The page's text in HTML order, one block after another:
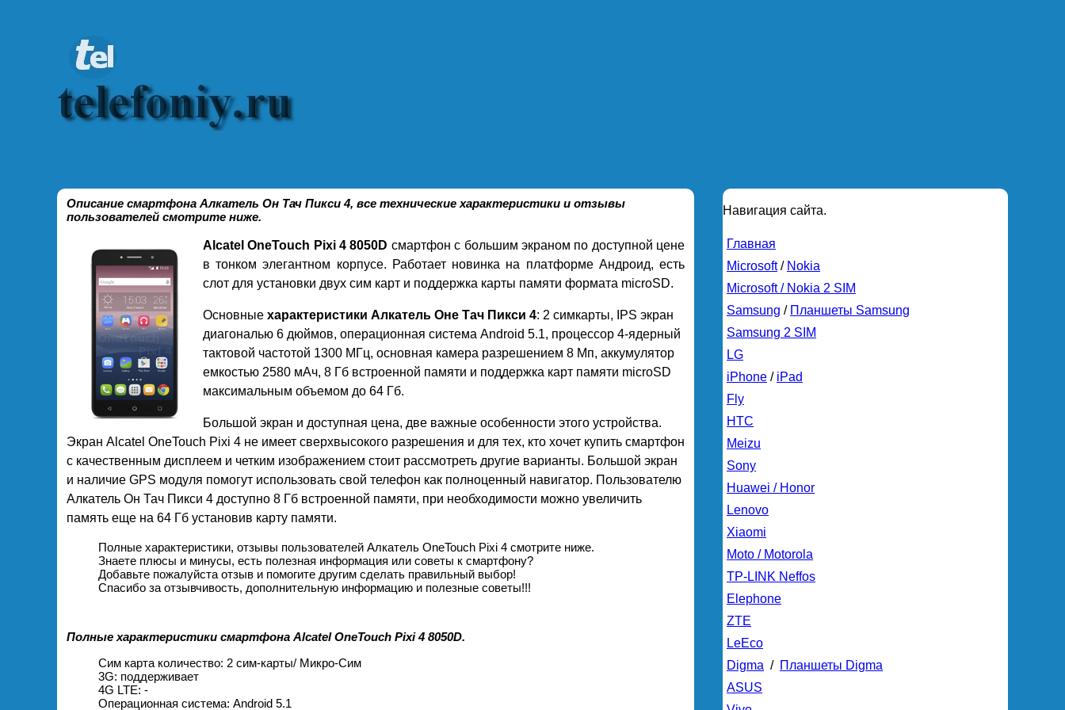
Описание смартфона Алкатель Он Тач Пикси 4, все технические характеристики и отзывы
пользователей смотрите ниже.
Alcatel OneTouch Pixi 4 8050D смартфон с большим экраном по доступной цене
в тонком элегантном корпусе. Работает новинка на платформе Андроид, есть
слот для установки двух сим карт и поддержка карты памяти формата microSD.
Основные характеристики Алкатель Оне Тач Пикси 4: 2 симкарты, IPS экран
диагональю 6 дюймов, операционная система Android 5.1, процессор 4-ядерный
тактовой частотой 1300 МГц, основная камера разрешением 8 Мп, аккумулятор
емкостью 2580 мАч, 8 Гб встроенной памяти и поддержка карт памяти microSD
максимальным объемом до 64 Гб.
Большой экран и доступная цена, две важные особенности этого устройства.
Экран Alcatel OneTouch Pixi 4 не имеет сверхвысокого разрешения и для тех, кто хочет купить смартфон
с качественным дисплеем и четким изображением стоит рассмотреть другие варианты. Большой экран
и наличие GPS модуля помогут использовать свой телефон как полноценный навигатор. Пользователю
Алкатель Он Тач Пикси 4 доступно 8 Гб встроенной памяти, при необходимости можно увеличить
память еще на 64 Гб установив карту памяти.
Полные характеристики, отзывы пользователей Алкатель OneTouch Pixi 4 смотрите ниже.
Знаете плюсы и минусы, есть полезная информация или советы к смартфону?
Добавьте пожалуйста отзыв и помогите другим сделать правильный выбор!
Спасибо за отзывчивость, дополнительную информацию и полезные советы!!!
Полные характеристики смартфона Alcatel OneTouch Pixi 4 8050D.
Сим карта количество: 2 сим-карты/ Микро-Сим
3G: поддерживает
4G LTE: -
Операционная система: Android 5.1
Навигация сайта.
Главная
Microsoft/ Nokia
Microsoft / Nokia 2 SIM
Samsung / Планшеты Samsung
Samsung 2 SIM
LG
iPhone / iPad
Fly
HTC
Meizu
Sony
Huawei / Honor
Lenovo
Xiaomi
Moto / Motorola
TP-LINK Neffos
Elephone
ZTE
LeEco
Digma / Планшеты Digma
ASUS